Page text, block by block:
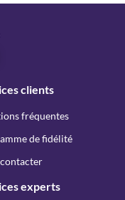
clients
fréquentes
de fidélité
experts